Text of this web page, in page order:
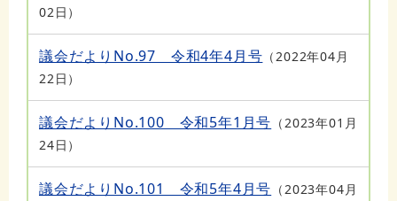
02日
議会だよりNo.97 令和4年4月号
2022年04月
22日
議会だよりNo.100 令和5年1月号
2023年01月
24日
議会だよりNo.101 令和5年4月号
2023年04月